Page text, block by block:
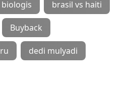
biologis brasil vs haiti
Buyback
dedi mulyadi